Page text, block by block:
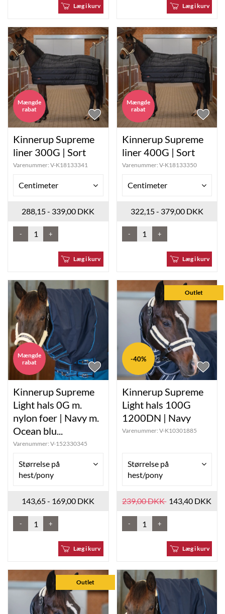
Læg i kurv Læg i kurv
Mængde
rabat
Kinnerup Supreme
liner 300G | Sort
Varenummer: V-K18133341
Centimeter
288,15 - 339,00 DKK
- +
Læg i kurv
Mængde
rabat
Kinnerup Supreme
liner 400G | Sort
Varenummer: V-K18133350
Centimeter
322,15 - 379,00 DKK
- +
Læg i kurv
Mængde
rabat
Kinnerup Supreme
Light hals 0G m.
nylon foer | Navy m.
Ocean blu...
Varenummer: V-152330345
Størrelse på
hest/pony
143,65 - 169,00 DKK
- +
Læg i kurv
-40%
Kinnerup Supreme
Light hals 100G
1200DN | Navy
Varenummer: V-K10301885
Størrelse på
hest/pony
Outlet
239,00 DKK 143,40 DKK
- +
Læg i kurv
Outlet